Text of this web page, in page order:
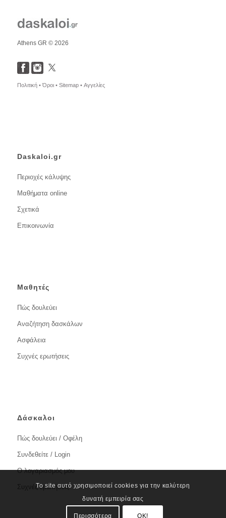
Athens GR © 2026
Πολιτική •Όροι • Sitemap • Αγγελίες
Daskaloi.gr
Περιοχές κάλυψης
Μαθήματα online
Σχετικά
Επικοινωνία
Μαθητές
Πώς δουλεύει
Αναζήτηση δασκάλων
Ασφάλεια
Συχνές ερωτήσεις
Δάσκαλοι
Πώς δουλεύει / Οφέλη
Συνδεθείτε / Login
Ο λογαριασμός μου
Συχνές ερωτήσεις
Το site αυτό χρησιμοποιεί cookies για την καλύτερη
δυνατή εμπειρία σας
Περισσότερα OK!